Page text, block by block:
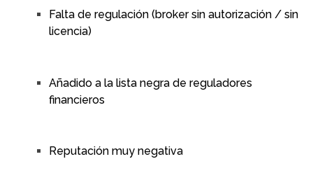
Falta de regulación (broker sin autorización / sin
licencia)
Añadido a la lista negra de reguladores
financieros
Reputación muy negativa